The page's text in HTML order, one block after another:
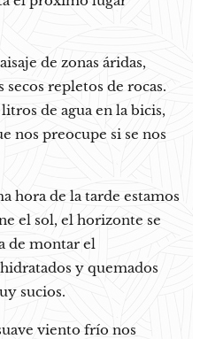
de zonas áridas,
repletos de rocas.
de agua en la bicis,
nos preocupe si se nos
hora de la tarde estamos
el sol, el horizonte se
de montar el
y quemados
sucios.
viento frío nos